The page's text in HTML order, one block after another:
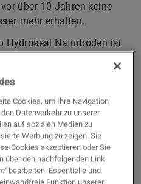
über 10 Jahren keine
mehr erhalten.
Hydroseal Naturboden ist
Und einer, den Sie ohne
reinigen
WASSERFESTEN
Cookies, um Ihre Navigation
Datenverkehr zu unserer
auf sozialen Medien zu
Werbung zu zeigen. Sie
Cookies akzeptieren oder Sie
über den nachfolgenden Link
bearbeiten. Essentielle und
Funktion unserer